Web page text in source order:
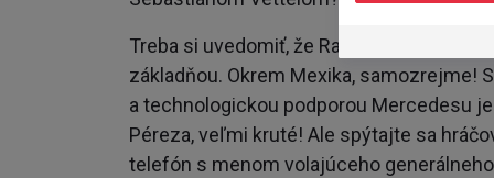
Treba si uvedomiť, že Racing Point je tím
základňou. Okrem Mexika, samozrejme!
a technologickou podporou Mercedesu
Péreza, veľmi kruté! Ale spýtajte sa
telefón s menom volajúceho